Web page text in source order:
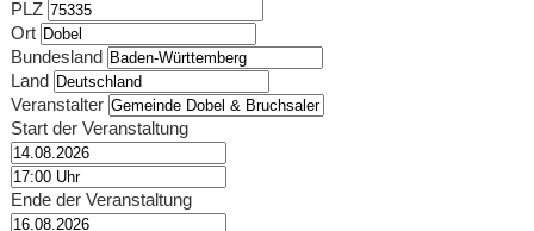
PLZ
Ort
Bundesland
Land
Veranstalter
Start der Veranstaltung
Ende der Veranstaltung